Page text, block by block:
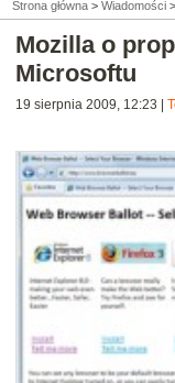
Strona główna > Wiadomości >
Mozilla o
Microsoftu
19 sierpnia 2009, 12:23